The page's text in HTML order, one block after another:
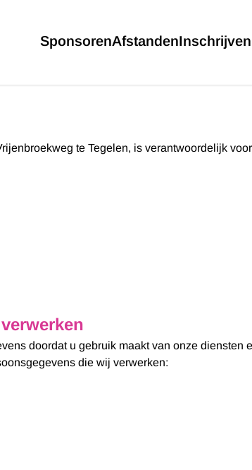
SponsorenAfstandenInschrijven
te Tegelen, is verantwoordelijk
doordat u gebruik maakt van onze diensten
die wij verwerken: